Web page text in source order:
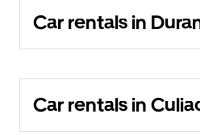
Car rentals in
Car rentals in